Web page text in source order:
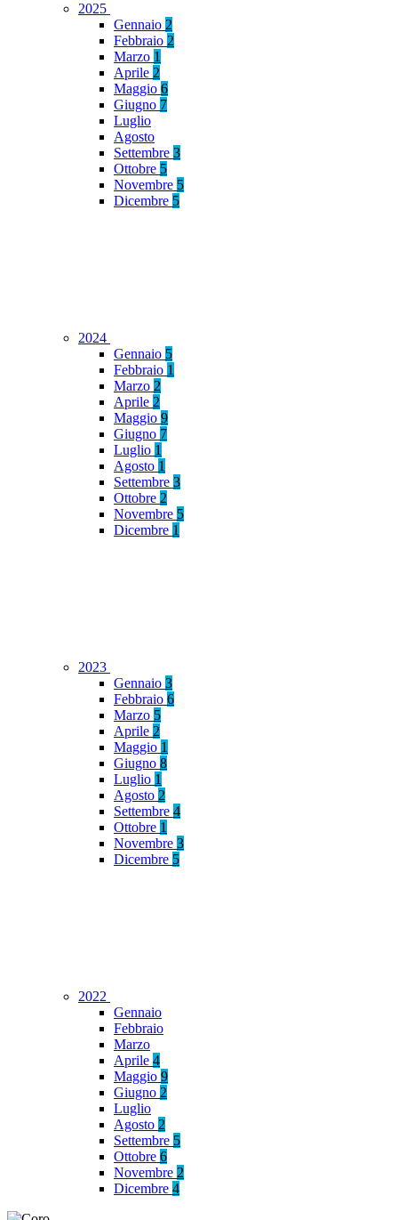
2025
Gennaio 2
Febbraio 2
Marzo 1
Aprile 2
Maggio 6
Giugno 7
Luglio
Agosto
Settembre 3
Ottobre 5
Novembre 5
Dicembre 5
2024
Gennaio 5
Febbraio 1
Marzo 2
Aprile 2
Maggio 9
Giugno 7
Luglio 1
Agosto 1
Settembre 3
Ottobre 2
Novembre 5
Dicembre 1
2023
Gennaio 3
Febbraio 6
Marzo 5
Aprile 2
Maggio 1
Giugno 8
Luglio 1
Agosto 2
Settembre 4
Ottobre 1
Novembre 3
Dicembre 5
2022
Gennaio
Febbraio
Marzo
Aprile 4
Maggio 9
Giugno 2
Luglio
Agosto 2
Settembre 5
Ottobre 6
Novembre 2
Dicembre 4